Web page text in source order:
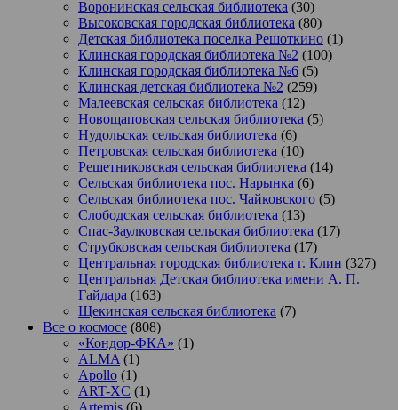
Воронинская сельская библиотека (30)
Высоковская городская библиотека (80)
Детская библиотека поселка Решоткино (1)
Клинская городская библиотека №2 (100)
Клинская городская библиотека №6 (5)
Клинская детская библиотека №2 (259)
Малеевская сельская библиотека (12)
Новощаповская сельская библиотека (5)
Нудольская сельская библиотека (6)
Петровская сельская библиотека (10)
Решетниковская сельская библиотека (14)
Сельская библиотека пос. Нарынка (6)
Сельская библиотека пос. Чайковского (5)
Слободская сельская библиотека (13)
Спас-Заулковская сельская библиотека (17)
Струбковская сельская библиотека (17)
Центральная городская библиотека г. Клин (327)
Центральная Детская библиотека имени А. П.
Гайдара (163)
Щекинская сельская библиотека (7)
Все о космосе (808)
«Кондор-ФКА» (1)
ALMA (1)
Apollo (1)
ART-XC (1)